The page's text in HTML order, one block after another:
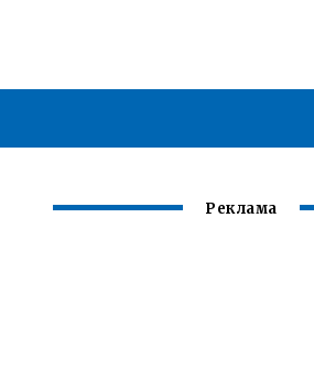
Реклама